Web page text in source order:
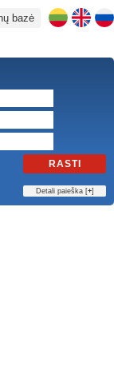
bazė
RASTI
Detali paieška [+]